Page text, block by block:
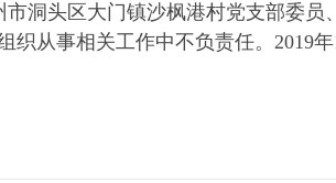
市洞头区大门镇沙枫港村党支部委
织从事相关工作中不负责任。 2019